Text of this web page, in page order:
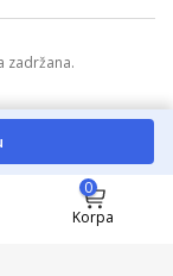
0
Korpa
zadržana.